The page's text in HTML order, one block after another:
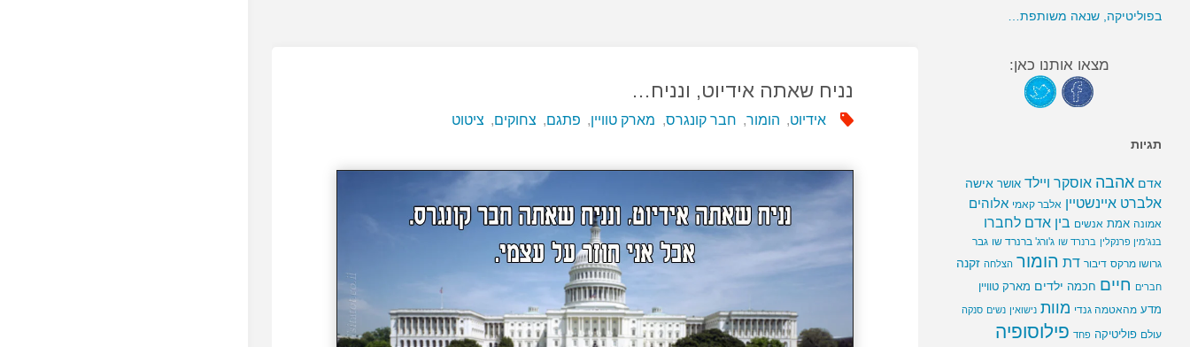
נניח שאתה אידיוט, ונניח…
אידיוט, הומור, חבר קונגרס, מארק טוויין, פתגם, צחוקים, ציטוט
בפוליטיקה, שנאה משותפת…
מצאו אותנו כאן:
תגיות
אדם אהבה אוסקר ויילד אושר אישה
אלברט איינשטיין אלבר קאמי אלוהים
אמונה אמת אנשים בין אדם לחברו
בנג'מין פרנקלין ברנרד שו ג'ורג' ברנרד שו גבר
גרושו מרקס דיבור דת הומור הצלחה זקנה
חברים חיים חכמה ילדים מארק טוויין
מדע מהאטמה גנדי מוות נישואין נשים סנקה
עולם פוליטיקה פחד פילוסופיה